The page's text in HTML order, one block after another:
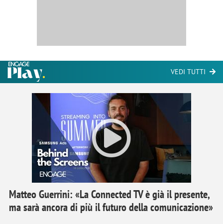
VEDI TUTTI
Matteo Guerrini: «La Connected TV è già il presente,
ma sarà ancora di più il futuro della comunicazione»